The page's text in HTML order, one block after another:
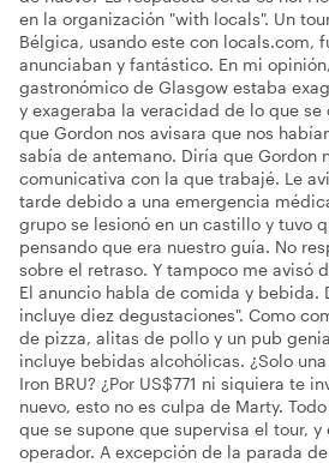
en la organización "with locals". Un
Bélgica, usando este con locals.com,
anunciaban y fantástico. En mi
gastronómico de Glasgow estaba
y exageraba la veracidad de lo que
que Gordon nos avisara que nos
sabía de antemano. Diría que Gordon
comunicativa con la que trabajé. Le
tarde debido a una emergencia
grupo se lesionó en un castillo y tuvo
pensando que era nuestro guía. No
sobre el retraso. Y tampoco me avisó
El anuncio habla de comida y bebida.
incluye diez degustaciones". Como
de pizza, alitas de pollo y un pub
incluye bebidas alcohólicas. ¿Solo
Iron BRU? ¿Por US$771 ni siquiera te
nuevo, esto no es culpa de Marty.
que se supone que supervisa el tour, y
operador. A excepción de la parada